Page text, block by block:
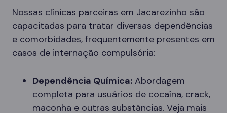
Nossas clínicas parceiras em Jacarezinho são
capacitadas para tratar diversas dependências
e comorbidades, frequentemente presentes em
casos de internação compulsória:
Dependência Química: Abordagem
completa para usuários de cocaína, crack,
maconha e outras substâncias. Veja mais